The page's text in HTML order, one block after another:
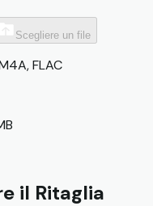
Scegliere un file
FLAC
il Ritaglia